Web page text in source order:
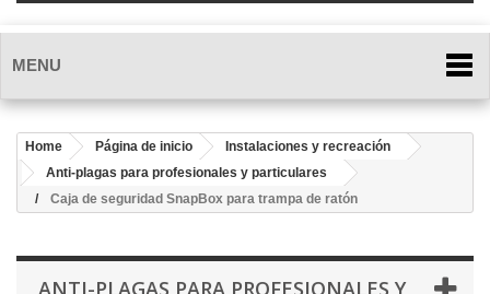
MENU
Home Página de inicio
Instalaciones y recreación
Anti-plagas para profesionales y particulares
Caja de seguridad SnapBox para trampa de ratón
ANTI-PLAGAS PARA PROFESIONALES Y